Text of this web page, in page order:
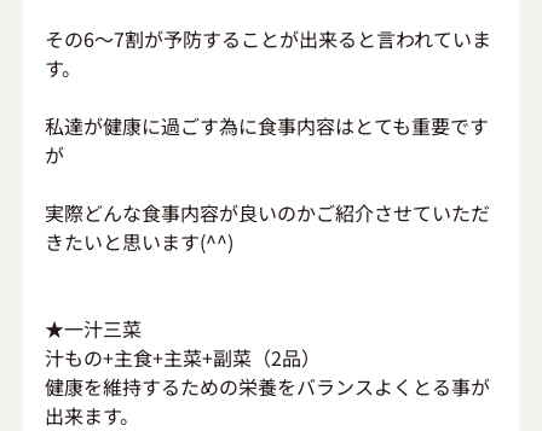
その6～7割が予防することが出来ると言われていま
す。
私達が健康に過ごす為に食事内容はとても重要です
が
実際どんな食事内容が良いのかご紹介させていただ
きたいと思います(^^)
★一汁三菜
汁もの+主食+主菜+副菜（2品）
健康を維持するための栄養をバランスよくとる事が
出来ます。